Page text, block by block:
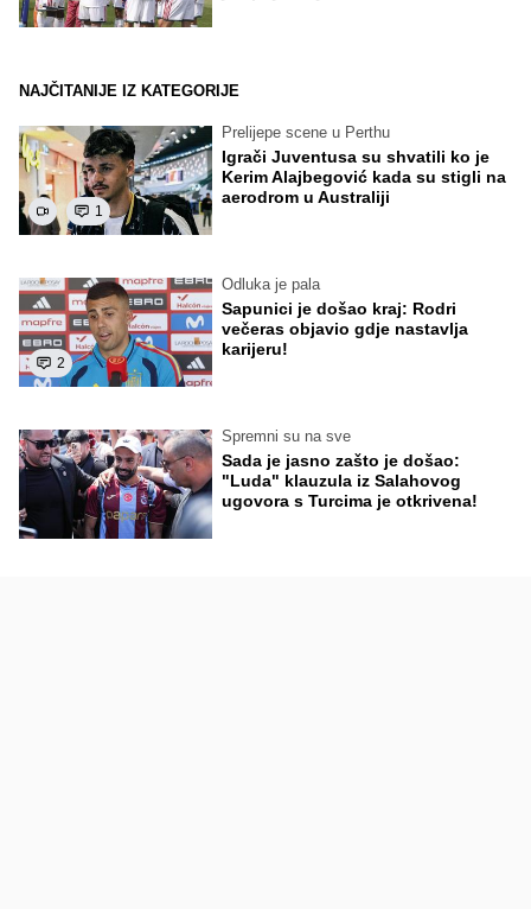
NAJČITANIJE IZ KATEGORIJE
1
Prelijepe scene u Perthu
Igrači Juventusa su shvatili ko je
Kerim Alajbegović kada su stigli na
aerodrom u Australiji
2
Odluka je pala
Sapunici je došao kraj: Rodri
večeras objavio gdje nastavlja
karijeru!
Spremni su na sve
Sada je jasno zašto je došao:
"Luda" klauzula iz Salahovog
ugovora s Turcima je otkrivena!